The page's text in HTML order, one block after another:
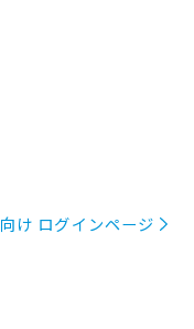
け ログインページ